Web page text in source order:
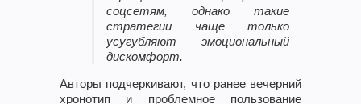
соцсетям, однако такие
стратегии чаще только
усугубляют эмоциональный
дискомфорт.
Авторы подчеркивают, что ранее вечерний
хронотип и проблемное пользование